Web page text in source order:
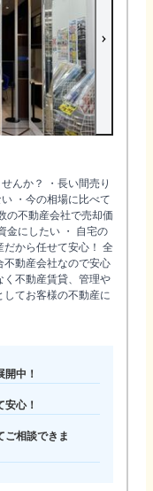
んか？ ・長い間売り
・今の相場に比べて
の不動産会社で売却価
金にしたい ・ 自宅の
から任せて安心！ 全
不動産会社なので安心
く不動産賃貸、管理や
してお客様の不動産に
中！
心！
ご相談できま